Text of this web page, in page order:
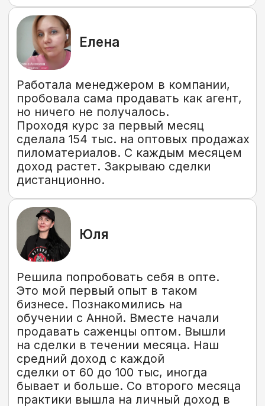
Ещё 1000+ отзывов от команды
«Оптовый синдикат» в
Telegram
Открыть больше отзывов
Экосистема клуба
«Оптовый синдикат»
— доступна в любом
тарифе обучения